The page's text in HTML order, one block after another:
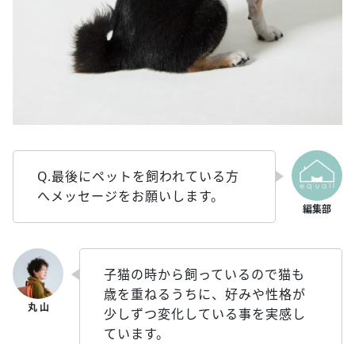
Q.最後にペットを飼われている方
へメッセージをお願いします。
子猫の時から飼っているので猫も
歳を重ねるうちに、好みや性格が
少しずつ変化している事を実感し
ています。